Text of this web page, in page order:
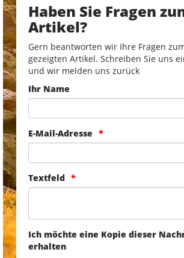
Haben Sie Fragen
Artikel?
Gern beantworten wir Ihre Fragen
gezeigten Artikel. Schreiben Sie uns
und wir melden uns zurück
Ihr Name
E-Mail-Adresse
Textfeld
Ich möchte eine Kopie dieser
erhalten